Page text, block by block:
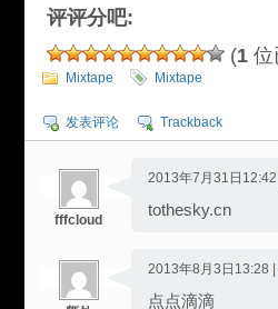
评评分吧:
(1 位
Mixtape Mixtape
发表评论 Trackback
fffcloud
2013年7月31日12:42 |
tothesky.cn
2013年8月3日13:28 |
点点滴滴